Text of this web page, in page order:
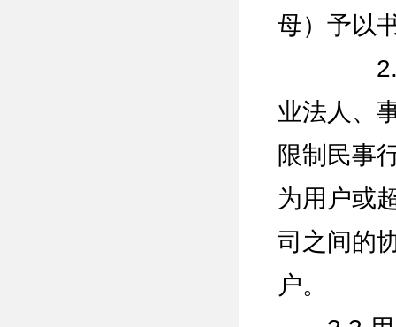
母）予以
2.1.3
业法人、
限制民事
为用户或
司之间的
户。